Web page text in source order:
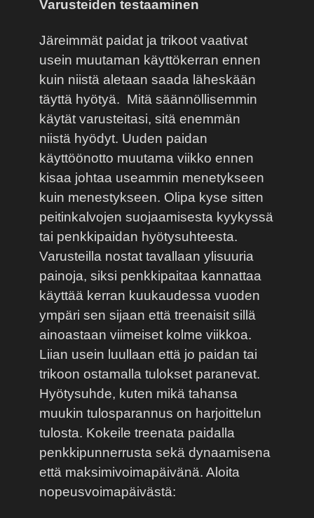
Varusteiden testaaminen
Järeimmät paidat ja trikoot vaativat
usein muutaman käyttökerran ennen
kuin niistä aletaan saada läheskään
täyttä hyötyä. Mitä säännöllisemmin
käytät varusteitasi, sitä enemmän
niistä hyödyt. Uuden paidan
käyttöönotto muutama viikko ennen
kisaa johtaa useammin menetykseen
kuin menestykseen. Olipa kyse sitten
peitinkalvojen suojaamisesta kyykyssä
tai penkkipaidan hyötysuhteesta.
Varusteilla nostat tavallaan ylisuuria
painoja, siksi penkkipaitaa kannattaa
käyttää kerran kuukaudessa vuoden
ympäri sen sijaan että treenaisit sillä
ainoastaan viimeiset kolme viikkoa.
Liian usein luullaan että jo paidan tai
trikoon ostamalla tulokset paranevat.
Hyötysuhde, kuten mikä tahansa
muukin tulosparannus on harjoittelun
tulosta. Kokeile treenata paidalla
penkkipunnerrusta sekä dynaamisena
että maksimivoimapäivänä. Aloita
nopeusvoimapäivästä: